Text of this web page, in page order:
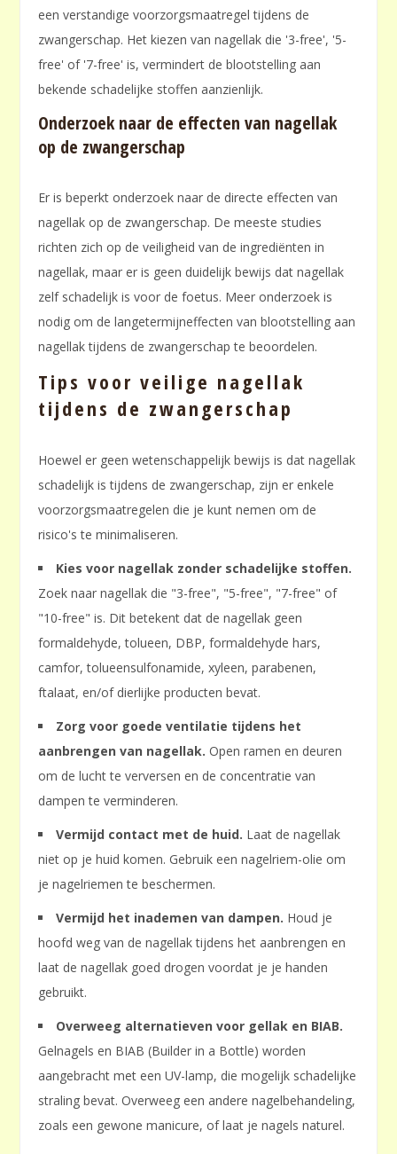
een verstandige voorzorgsmaatregel tijdens de
zwangerschap. Het kiezen van nagellak die '3-free', '5-
free' of '7-free' is, vermindert de blootstelling aan
bekende schadelijke stoffen aanzienlijk.
Onderzoek naar de effecten van nagellak
op de zwangerschap
Er is beperkt onderzoek naar de directe effecten van
nagellak op de zwangerschap. De meeste studies
richten zich op de veiligheid van de ingrediënten in
nagellak, maar er is geen duidelijk bewijs dat nagellak
zelf schadelijk is voor de foetus. Meer onderzoek is
nodig om de langetermijneffecten van blootstelling aan
nagellak tijdens de zwangerschap te beoordelen.
Tips voor veilige nagellak
tijdens de zwangerschap
Hoewel er geen wetenschappelijk bewijs is dat nagellak
schadelijk is tijdens de zwangerschap, zijn er enkele
voorzorgsmaatregelen die je kunt nemen om de
risico's te minimaliseren.
Kies voor nagellak zonder schadelijke stoffen.
Zoek naar nagellak die "3-free", "5-free", "7-free" of
"10-free" is. Dit betekent dat de nagellak geen
formaldehyde, tolueen, DBP, formaldehyde hars,
camfor, tolueensulfonamide, xyleen, parabenen,
ftalaat, en/of dierlijke producten bevat.
Zorg voor goede ventilatie tijdens het
aanbrengen van nagellak. Open ramen en deuren
om de lucht te verversen en de concentratie van
dampen te verminderen.
Vermijd contact met de huid. Laat de nagellak
niet op je huid komen. Gebruik een nagelriem-olie om
je nagelriemen te beschermen.
Vermijd het inademen van dampen. Houd je
hoofd weg van de nagellak tijdens het aanbrengen en
laat de nagellak goed drogen voordat je je handen
gebruikt.
Overweeg alternatieven voor gellak en BIAB.
Gelnagels en BIAB (Builder in a Bottle) worden
aangebracht met een UV-lamp, die mogelijk schadelijke
straling bevat. Overweeg een andere nagelbehandeling,
zoals een gewone manicure, of laat je nagels naturel.